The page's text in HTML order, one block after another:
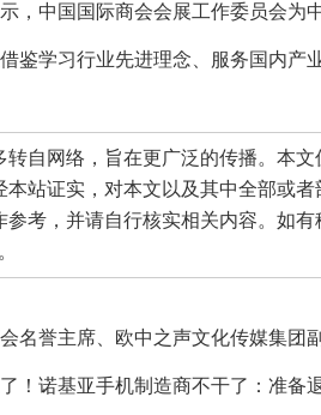
中国国际商会会展工作委员会为
鉴学习行业先进理念、服务国内产
网络，旨在更广泛的传播。本文
本站证实，对本文以及其中全部或
考，并请自行核实相关内容。如
名誉主席、欧中之声文化传媒集团
！诺基亚手机制造商不干了：准备